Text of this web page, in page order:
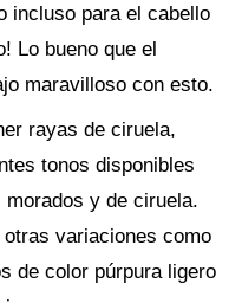
incluso para el cabello
Lo bueno que el
maravilloso con esto.
rayas de ciruela,
tonos disponibles
y de ciruela.
variaciones como
de color púrpura ligero